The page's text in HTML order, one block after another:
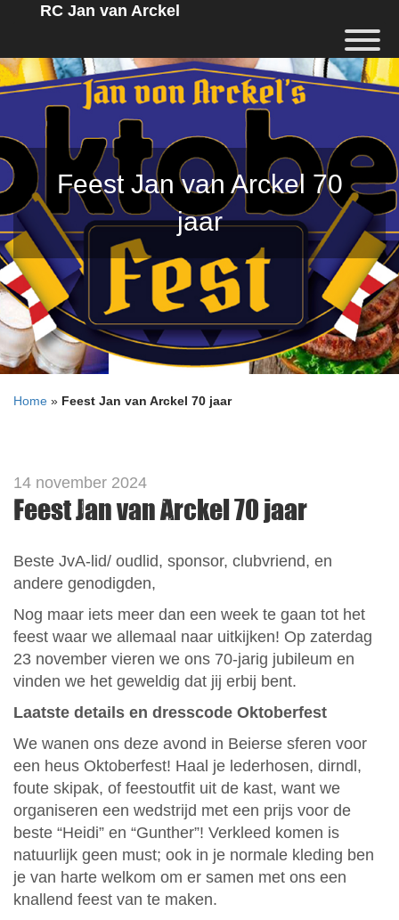
RC Jan van Arckel
Feest Jan van Arckel 70
jaar
Home » Feest Jan van Arckel 70 jaar
14 november 2024
Feest Jan van Arckel 70 jaar
Beste JvA-lid/ oudlid, sponsor, clubvriend, en
andere genodigden,
Nog maar iets meer dan een week te gaan tot het
feest waar we allemaal naar uitkijken! Op zaterdag
23 november vieren we ons 70-jarig jubileum en
vinden we het geweldig dat jij erbij bent.
Laatste details en dresscode Oktoberfest
We wanen ons deze avond in Beierse sferen voor
een heus Oktoberfest! Haal je lederhosen, dirndl,
foute skipak, of feestoutfit uit de kast, want we
organiseren een wedstrijd met een prijs voor de
beste “Heidi” en “Gunther”! Verkleed komen is
natuurlijk geen must; ook in je normale kleding ben
je van harte welkom om er samen met ons een
knallend feest van te maken.